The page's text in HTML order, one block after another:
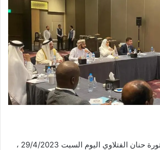
شاركت النائبة الدكتورة حنان الفتلاوي اليوم السبت 29/4/2023 ،